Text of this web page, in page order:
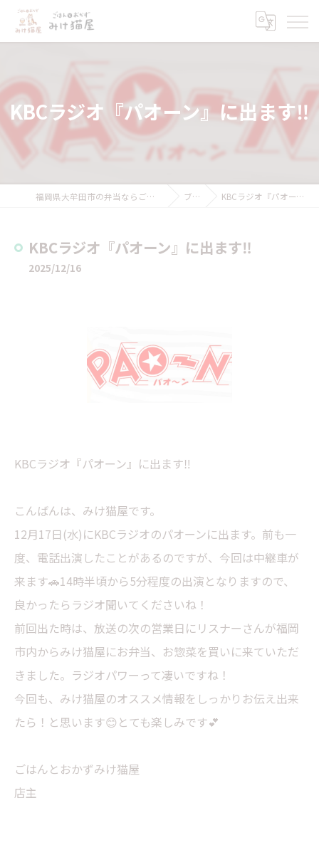
KBCラジオ『パオーン』に出ます‼︎
福岡県大牟田市の弁当ならごはんとおかず みけ猫屋 ブログ KBCラジオ『パオーン』に出ます‼︎
KBCラジオ『パオーン』に出ます‼︎
2025/12/16
KBCラジオ『パオーン』に出ます‼︎
こんばんは、みけ猫屋です。
12月17日(水)にKBCラジオのパオーンに出ます。前も一
度、電話出演したことがあるのですが、今回は中継車が
来ます🚗14時半頃から5分程度の出演となりますので、
良かったらラジオ聞いてくださいね！
前回出た時は、放送の次の営業日にリスナーさんが福岡
市内からみけ猫屋にお弁当、お惣菜を買いに来ていただ
きました。ラジオパワーって凄いですね！
今回も、みけ猫屋のオススメ情報をしっかりお伝え出来
たら！と思います😊とても楽しみです💕
ごはんとおかずみけ猫屋
店主